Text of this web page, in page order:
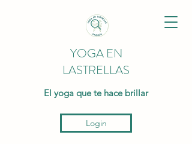
YOGA EN
LASTRELLAS
El yoga que te hace brillar
Login